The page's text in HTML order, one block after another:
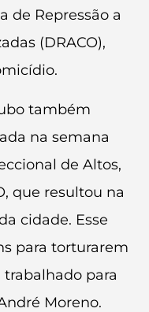
de Repressão a
(DRACO),
também
na semana
de Altos,
que resultou na
cidade. Esse
para torturarem
para
Moreno.